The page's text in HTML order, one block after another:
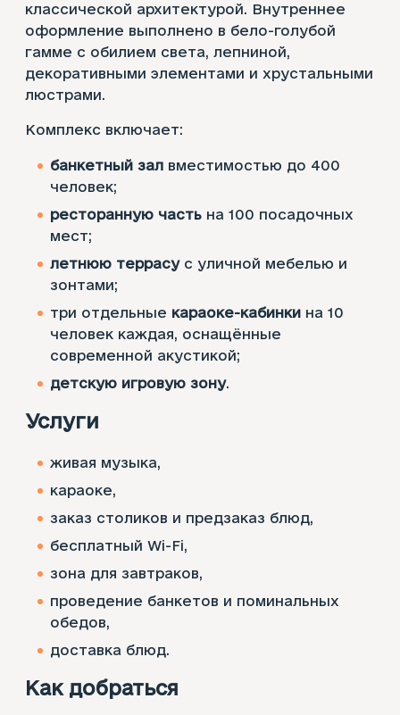
классической архитектурой. Внутреннее
оформление выполнено в бело-голубой
гамме с обилием света, лепниной,
декоративными элементами и хрустальными
люстрами.
Комплекс включает:
банкетный зал вместимостью до 400
человек;
ресторанную часть на 100 посадочных
мест;
летнюю террасус уличной мебелью и
зонтами;
три отдельные караоке-кабинки на 10
человек каждая, оснащённые
современной акустикой;
детскую игровую зону.
Услуги
живая музыка,
караоке,
заказ столиков и предзаказ блюд,
бесплатный Wi-Fi,
зона для завтраков,
проведение банкетов и поминальных
обедов,
доставка блюд.
Как добраться